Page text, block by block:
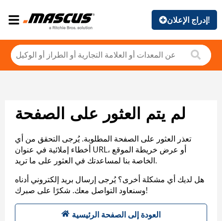
إدراج الإعلان!
لم يتم العثور على الصفحة
تعذر العثور على الصفحة المطلوبة. يُرجى التحقق من أي
أخطاء إملائية في عنوان URL، أو عرض خريطة الموقع
الخاصة بنا لمساعدتك في العثور على ما تريد.
هل لديك أي مشكلة أخرى؟ يُرجى إرسال بريد إلكتروني أدناه
وسنعاود التواصل معك. شكرًا على صبرك!
العودة إلى الصفحة الرئيسية